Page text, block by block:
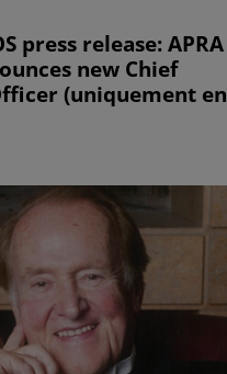
press release: APRA
new Chief
(uniquement en